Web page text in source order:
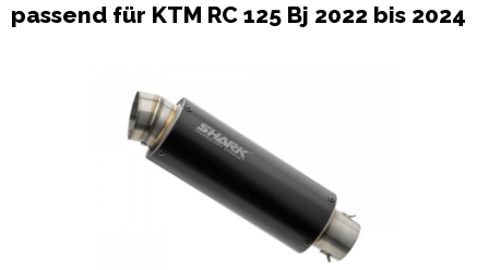
passend für KTM RC 125 Bj 2022 bis 2024